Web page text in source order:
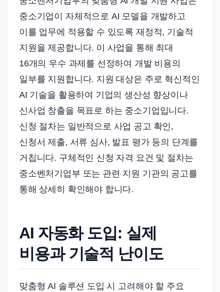
중소기업이 자체적으로 AI 모델을 개발하고
이를 업무에 적용할 수 있도록 재정적, 기술적
지원을 제공합니다. 이 사업을 통해 최대
16개의 우수 과제를 선정하여 개발 비용의
일부를 지원합니다. 지원 대상은 주로 혁신적인
AI 기술을 활용하여 기업의 생산성 향상이나
신사업 창출을 목표로 하는 중소기업입니다.
신청 절차는 일반적으로 사업 공고 확인,
신청서 제출, 서류 심사, 발표 평가 등의 단계를
거칩니다. 구체적인 신청 자격 요건 및 절차는
중소벤처기업부 또는 관련 지원 기관의 공고를
통해 상세히 확인해야 합니다.
AI 자동화 도입: 실제
비용과 기술적 난이도
맞춤형 AI 솔루션 도입 시 고려해야 할 주요